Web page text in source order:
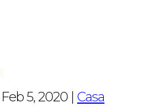
Feb 5, 2020 | Casa